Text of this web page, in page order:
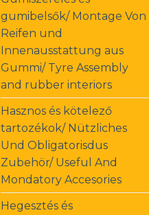
gumibelsők/ Montage Von
Reifen und
Innenausstattung aus
Gummi/ Tyre Assembly
and rubber interiors
Hasznos és kötelező
tartozékok/ Nützliches
Und Obligatorisdus
Zubehör/ Useful And
Mondatory Accesories
Hegesztés és